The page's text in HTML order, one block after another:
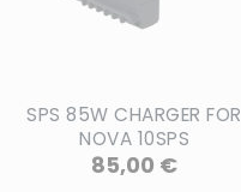
SPS 85W CHARGER FOR
NOVA 10SPS
85,00 €Precio